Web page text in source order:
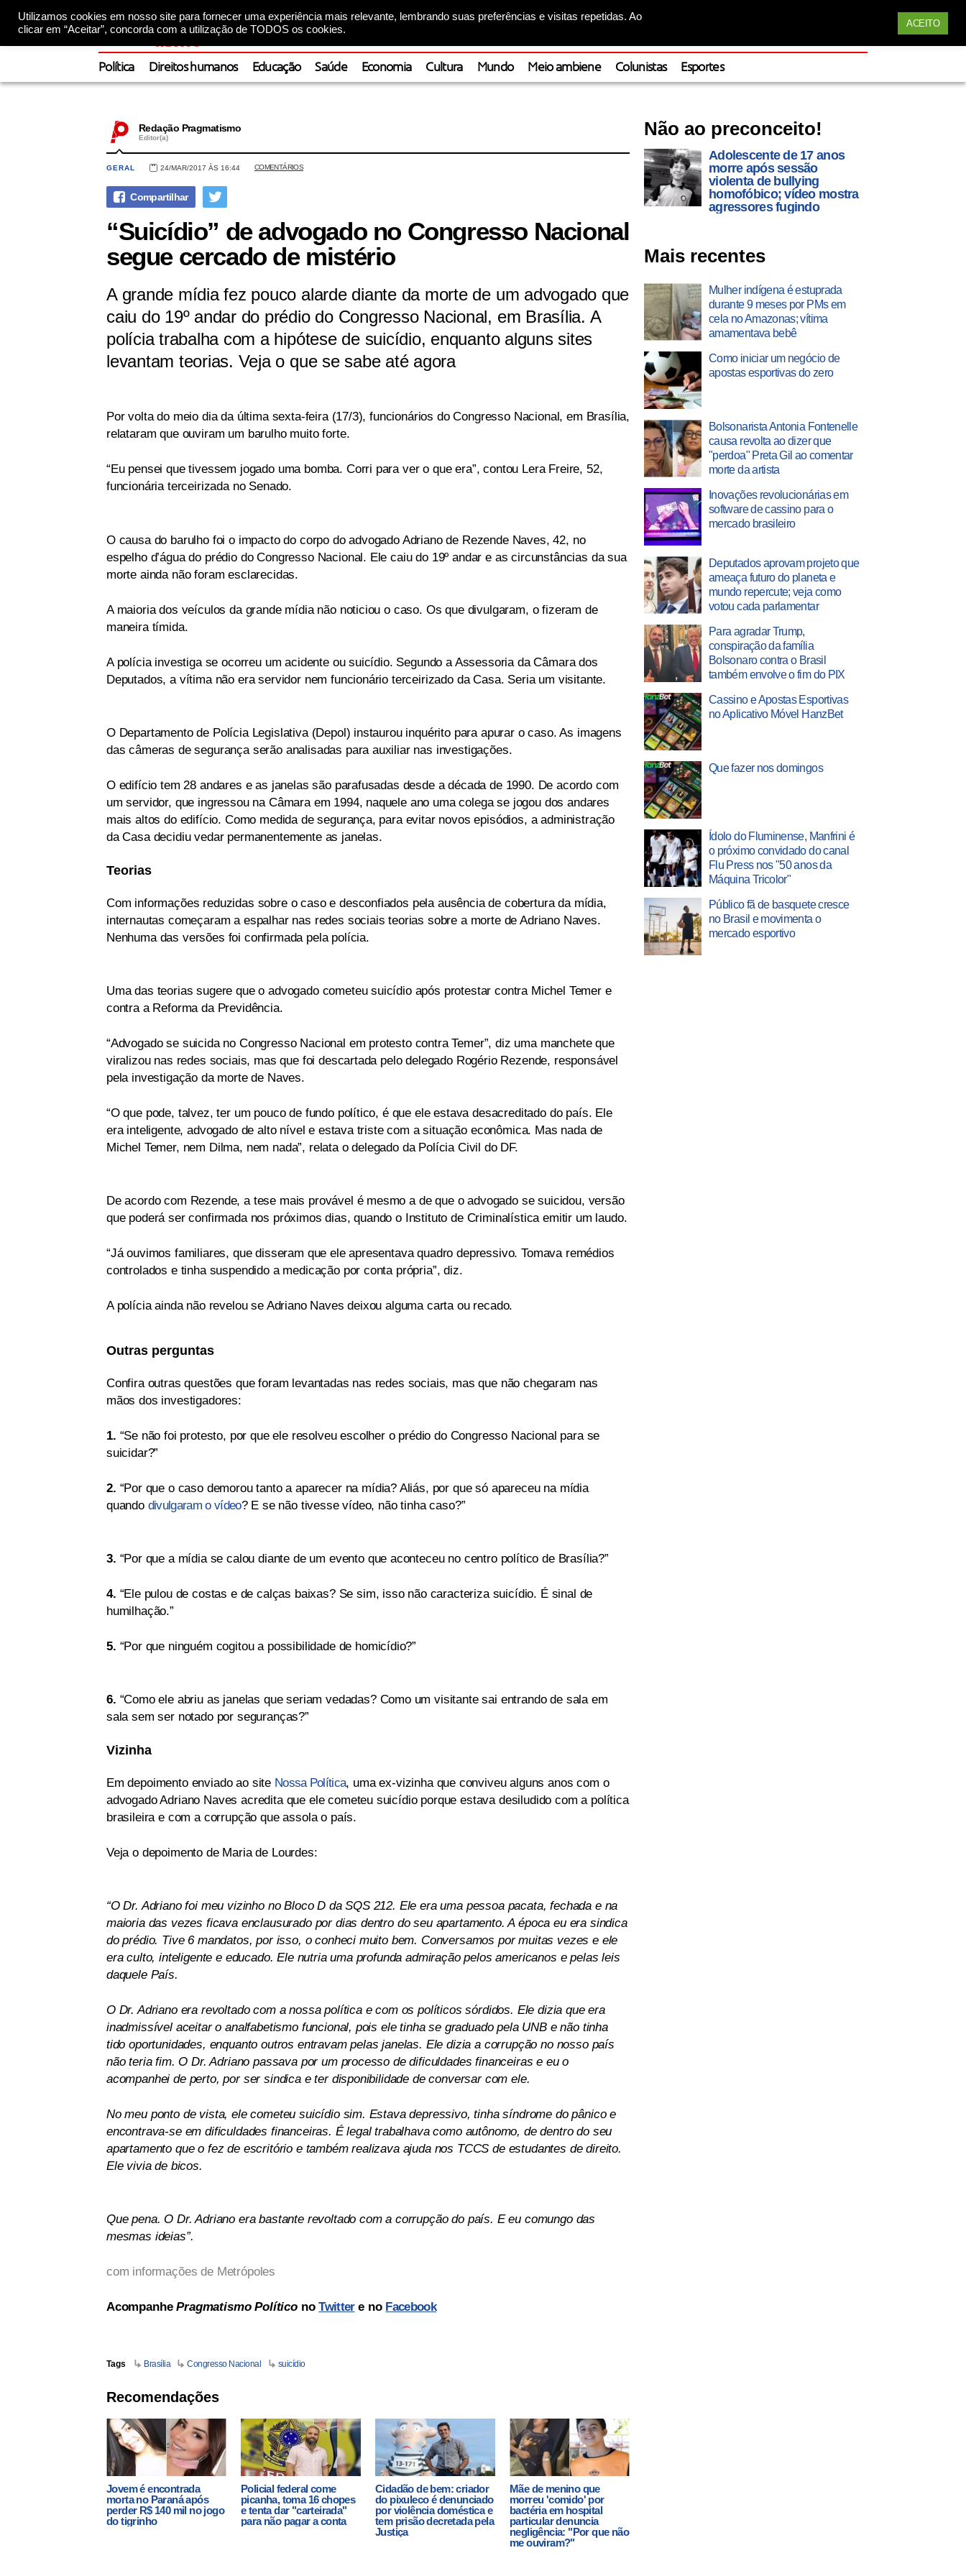
Utilizamos cookies em nosso site para fornecer uma experiência mais relevante, lembrando suas preferências e visitas repetidas. Ao
clicar em “Aceitar”, concorda com a utilização de TODOS os cookies.
ACEITO
Política Direitos humanos Educação Saúde Economia Cultura Mundo Meio ambiene Colunistas Esportes
Redação Pragmatismo
Editor(a)
GERAL 24/MAR/2017 ÀS 16:44 COMENTÁRIOS
“Suicídio” de advogado no Congresso Nacional
segue cercado de mistério
A grande mídia fez pouco alarde diante da morte de um advogado que
caiu do 19º andar do prédio do Congresso Nacional, em Brasília. A
polícia trabalha com a hipótese de suicídio, enquanto alguns sites
levantam teorias. Veja o que se sabe até agora
Por volta do meio dia da última sexta-feira (17/3), funcionários do Congresso Nacional, em Brasília,
relataram que ouviram um barulho muito forte.
“Eu pensei que tivessem jogado uma bomba. Corri para ver o que era”, contou Lera Freire, 52,
funcionária terceirizada no Senado.
O causa do barulho foi o impacto do corpo do advogado Adriano de Rezende Naves, 42, no
espelho d’água do prédio do Congresso Nacional. Ele caiu do 19º andar e as circunstâncias da sua
morte ainda não foram esclarecidas.
A maioria dos veículos da grande mídia não noticiou o caso. Os que divulgaram, o fizeram de
maneira tímida.
A polícia investiga se ocorreu um acidente ou suicídio. Segundo a Assessoria da Câmara dos
Deputados, a vítima não era servidor nem funcionário terceirizado da Casa. Seria um visitante.
O Departamento de Polícia Legislativa (Depol) instaurou inquérito para apurar o caso. As imagens
das câmeras de segurança serão analisadas para auxiliar nas investigações.
O edifício tem 28 andares e as janelas são parafusadas desde a década de 1990. De acordo com
um servidor, que ingressou na Câmara em 1994, naquele ano uma colega se jogou dos andares
mais altos do edifício. Como medida de segurança, para evitar novos episódios, a administração
da Casa decidiu vedar permanentemente as janelas.
Teorias
Com informações reduzidas sobre o caso e desconfiados pela ausência de cobertura da mídia,
internautas começaram a espalhar nas redes sociais teorias sobre a morte de Adriano Naves.
Nenhuma das versões foi confirmada pela polícia.
Uma das teorias sugere que o advogado cometeu suicídio após protestar contra Michel Temer e
contra a Reforma da Previdência.
“Advogado se suicida no Congresso Nacional em protesto contra Temer”, diz uma manchete que
viralizou nas redes sociais, mas que foi descartada pelo delegado Rogério Rezende, responsável
pela investigação da morte de Naves.
“O que pode, talvez, ter um pouco de fundo político, é que ele estava desacreditado do país. Ele
era inteligente, advogado de alto nível e estava triste com a situação econômica. Mas nada de
Michel Temer, nem Dilma, nem nada”, relata o delegado da Polícia Civil do DF.
De acordo com Rezende, a tese mais provável é mesmo a de que o advogado se suicidou, versão
que poderá ser confirmada nos próximos dias, quando o Instituto de Criminalística emitir um laudo.
“Já ouvimos familiares, que disseram que ele apresentava quadro depressivo. Tomava remédios
controlados e tinha suspendido a medicação por conta própria”, diz.
A polícia ainda não revelou se Adriano Naves deixou alguma carta ou recado.
Outras perguntas
Confira outras questões que foram levantadas nas redes sociais, mas que não chegaram nas
mãos dos investigadores:
1. “Se não foi protesto, por que ele resolveu escolher o prédio do Congresso Nacional para se
suicidar?”
2. “Por que o caso demorou tanto a aparecer na mídia? Aliás, por que só apareceu na mídia
quando divulgaram o vídeo? E se não tivesse vídeo, não tinha caso?”
3. “Por que a mídia se calou diante de um evento que aconteceu no centro político de Brasília?”
4. “Ele pulou de costas e de calças baixas? Se sim, isso não caracteriza suicídio. É sinal de
humilhação.”
5. “Por que ninguém cogitou a possibilidade de homicídio?”
6. “Como ele abriu as janelas que seriam vedadas? Como um visitante sai entrando de sala em
sala sem ser notado por seguranças?”
Vizinha
Em depoimento enviado ao site Nossa Política, uma ex-vizinha que conviveu alguns anos com o
advogado Adriano Naves acredita que ele cometeu suicídio porque estava desiludido com a política
brasileira e com a corrupção que assola o país.
Veja o depoimento de Maria de Lourdes:
“O Dr. Adriano foi meu vizinho no Bloco D da SQS 212. Ele era uma pessoa pacata, fechada e na
maioria das vezes ficava enclausurado por dias dentro do seu apartamento. A época eu era sindica
do prédio. Tive 6 mandatos, por isso, o conheci muito bem. Conversamos por muitas vezes e ele
era culto, inteligente e educado. Ele nutria uma profunda admiração pelos americanos e pelas leis
daquele País.
O Dr. Adriano era revoltado com a nossa política e com os políticos sórdidos. Ele dizia que era
inadmissível aceitar o analfabetismo funcional, pois ele tinha se graduado pela UNB e não tinha
tido oportunidades, enquanto outros entravam pelas janelas. Ele dizia a corrupção no nosso país
não teria fim. O Dr. Adriano passava por um processo de dificuldades financeiras e eu o
acompanhei de perto, por ser sindica e ter disponibilidade de conversar com ele.
No meu ponto de vista, ele cometeu suicídio sim. Estava depressivo, tinha síndrome do pânico e
encontrava-se em dificuldades financeiras. É legal trabalhava como autônomo, de dentro do seu
apartamento que o fez de escritório e também realizava ajuda nos TCCS de estudantes de direito.
Ele vivia de bicos.
Que pena. O Dr. Adriano era bastante revoltado com a corrupção do país. E eu comungo das
mesmas ideias”.
com informações de Metrópoles
AcompanhePragmatismo PolíticonoTwittere no Facebook
Tags Brasília Congresso Nacional suicídio
Recomendações
Jovem é encontrada
morta no Paraná após
perder R$ 140 mil no jogo
do tigrinho
Policial federal come
picanha, toma 16 chopes
e tenta dar "carteirada"
para não pagar a conta
Cidadão de bem: criador
do pixuleco é denunciado
por violência doméstica e
tem prisão decretada pela
Justiça
Mãe de menino que
morreu 'comido' por
bactéria em hospital
particular denuncia
negligência: "Por que não
me ouviram?"
Não ao preconceito!
Adolescente de 17 anos
morre após sessão
violenta de bullying
homofóbico; vídeo mostra
agressores fugindo
Mais recentes
Mulher indígena é estuprada
durante 9 meses por PMs em
cela no Amazonas; vítima
amamentava bebê
Como iniciar um negócio de
apostas esportivas do zero
Bolsonarista Antonia Fontenelle
causa revolta ao dizer que
"perdoa" Preta Gil ao comentar
morte da artista
Inovações revolucionárias em
software de cassino para o
mercado brasileiro
Deputados aprovam projeto que
ameaça futuro do planeta e
mundo repercute; veja como
votou cada parlamentar
Para agradar Trump,
conspiração da família
Bolsonaro contra o Brasil
também envolve o fim do PIX
Cassino e Apostas Esportivas
no Aplicativo Móvel HanzBet
Que fazer nos domingos
Ídolo do Fluminense, Manfrini é
o próximo convidado do canal
Flu Press nos "50 anos da
Máquina Tricolor"
Público fã de basquete cresce
no Brasil e movimenta o
mercado esportivo